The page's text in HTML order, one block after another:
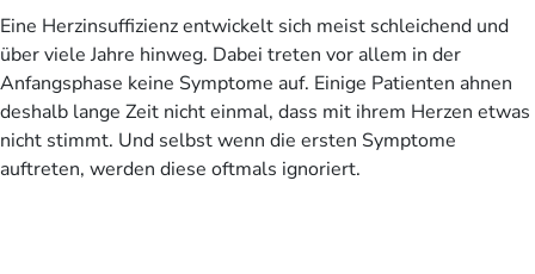
Eine Herzinsuffizienz entwickelt sich meist schleichend und
über viele Jahre hinweg. Dabei treten vor allem in der
Anfangsphase keine Symptome auf. Einige Patienten ahnen
deshalb lange Zeit nicht einmal, dass mit ihrem Herzen etwas
nicht stimmt. Und selbst wenn die ersten Symptome
auftreten, werden diese oftmals ignoriert.